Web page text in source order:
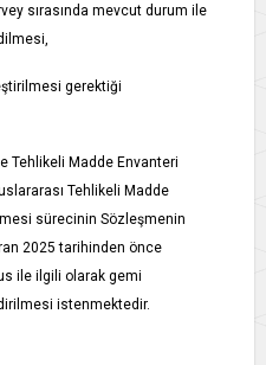
sırasında mevcut durum ile
gerektiği
Tehlikeli Madde Envanteri
Tehlikeli Madde
sürecinin Sözleşmenin
2025 tarihinden önce
ile ilgili olarak gemi
istenmektedir.